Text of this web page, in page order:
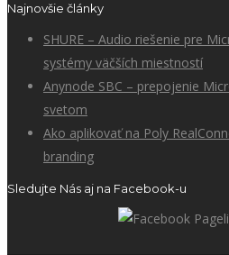
Najnovšie články
SHURE – Audio riešenie pre
systémy väčších miestností
Anynode SBC – prepojenie
svetom
Ako aplikovať na Poly
branding
Sledujte Nás aj na Facebook-u